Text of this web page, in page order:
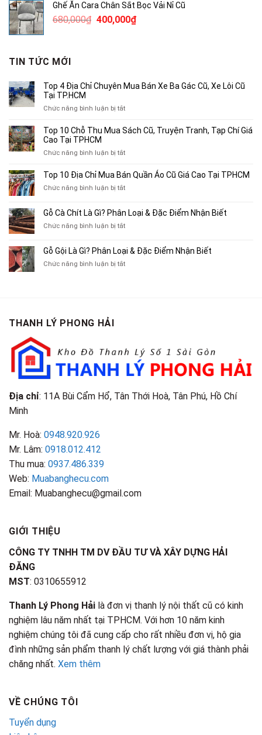
2,000,000₫.là:
Ghế Ăn Cara Chân Sắt Bọc Vải Nỉ Cũ
680,000₫ Giá
400,000₫Giá
TIN TỨC MỚI
Top 4 Địa Chỉ Chuyên Mua Bán Xe Ba Gác Cũ, Xe Lôi Cũ
Tại TP.HCM
Chức năng bình luận bị tắtở
4
Chuyên
Bán
Xe
Cũ,
Xe
Cũ
TP.HCM
Top 10 Chỗ Thu Mua Sách Cũ, Truyện Tranh, Tạp Chí Giá
Cao Tại TPHCM
Chức năng bình luận bị tắtở
10
Thu
Sách
Tạp
Chí
Top 10 Địa Chỉ Mua Bán Quần Áo Cũ Giá Cao Tại TPHCM
Chức năng bình luận bị tắtở
Địa
Chỉ
Bán
Áo
Gỗ Cà Chít Là Gì? Phân Loại & Đặc Điểm Nhận Biết
Chức năng bình luận bị tắtở
Chít
Là
Gỗ Gội Là Gì? Phân Loại & Đặc Điểm Nhận Biết
Chức năng bình luận bị tắtở
Điểm
Nhận
Biết
THANH LÝ PHONG HẢI
Địa chỉ: 11A Bùi Cẩm Hổ, Tân Thới Hoà, Tân Phú, Hồ Chí
Minh
Mr. Hoà: 0948.920.926
Mr. Lâm: 0918.012.412
Thu mua: 0937.486.339
Web: Muabanghecu.com
Email: Muabanghecu@gmail.com
GIỚI THIỆU
CÔNG TY TNHH TM DV ĐẦU TƯ VÀ XÂY DỰNG HẢI
ĐĂNG
MST: 0310655912
Thanh Lý Phong Hải là đơn vị thanh lý nội thất cũ có kinh
nghiệm lâu năm nhất tại TPHCM. Với hơn 10 năm kinh
nghiệm chúng tôi đã cung cấp cho rất nhiều đơn vị, hộ gia
đình những sản phẩm thanh lý chất lượng với giá thành phải
chăng nhất. Xem thêm
VỀ CHÚNG TÔI
Tuyển dụng